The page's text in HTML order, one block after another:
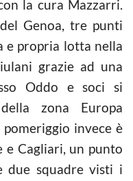
la cura Mazzarri.
Genoa, tre punti
e propria lotta nella
grazie ad una
Oddo e soci si
zona Europa
pomeriggio invece è
Cagliari, un punto
due squadre visti i